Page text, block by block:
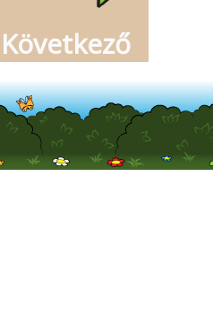
Következő